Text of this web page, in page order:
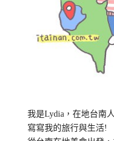
我是Lydia，在地台南
寫寫我的旅行與生活!